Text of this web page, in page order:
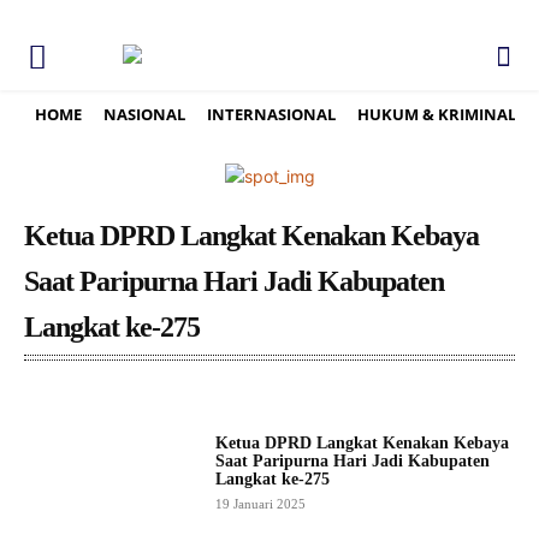
HOME NASIONAL INTERNASIONAL HUKUM & KRIMINAL
Ketua DPRD Langkat Kenakan Kebaya
Saat Paripurna Hari Jadi Kabupaten
Langkat ke-275
Ketua DPRD Langkat Kenakan Kebaya
Saat Paripurna Hari Jadi Kabupaten
Langkat ke-275
19 Januari 2025